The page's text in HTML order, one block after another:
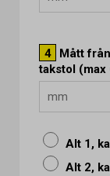
4
Mått
takstol (max
Alt 1,
Alt 2,